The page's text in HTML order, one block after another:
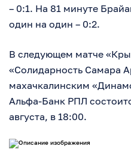
– 0:1. На 81 минуте
один на один – 0:2.
В следующем матче
«Солидарность Самара
махачкалинским
Альфа-Банк РПЛ
августа, в 18:00.